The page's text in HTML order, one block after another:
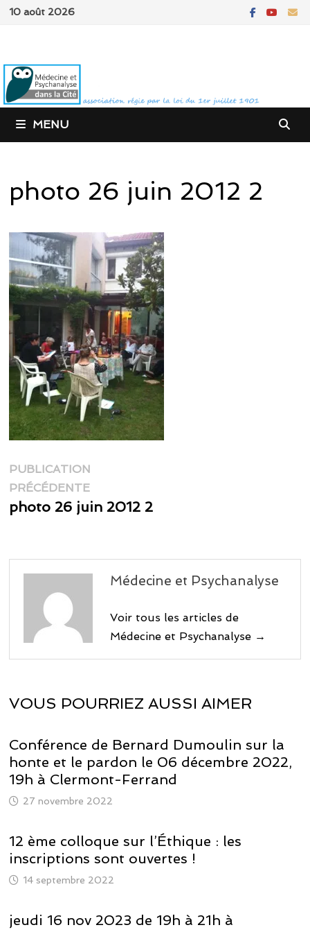
Passer
10 août 2026
MENU
photo 26 juin 2012 2
Navigation
de
l’article
PUBLICATION
PRÉCÉDENTEPublication
précédente :
photo 26 juin 2012 2
Médecine et Psychanalyse
Voir tous les articles de
Médecine et Psychanalyse →
VOUS POURRIEZ AUSSI AIMER
Conférence de Bernard Dumoulin sur la
honte et le pardon le 06 décembre 2022,
19h à Clermont-Ferrand
27 novembre 2022
12 ème colloque sur l’Éthique : les
inscriptions sont ouvertes !
14 septembre 2022
jeudi 16 nov 2023 de 19h à 21h à